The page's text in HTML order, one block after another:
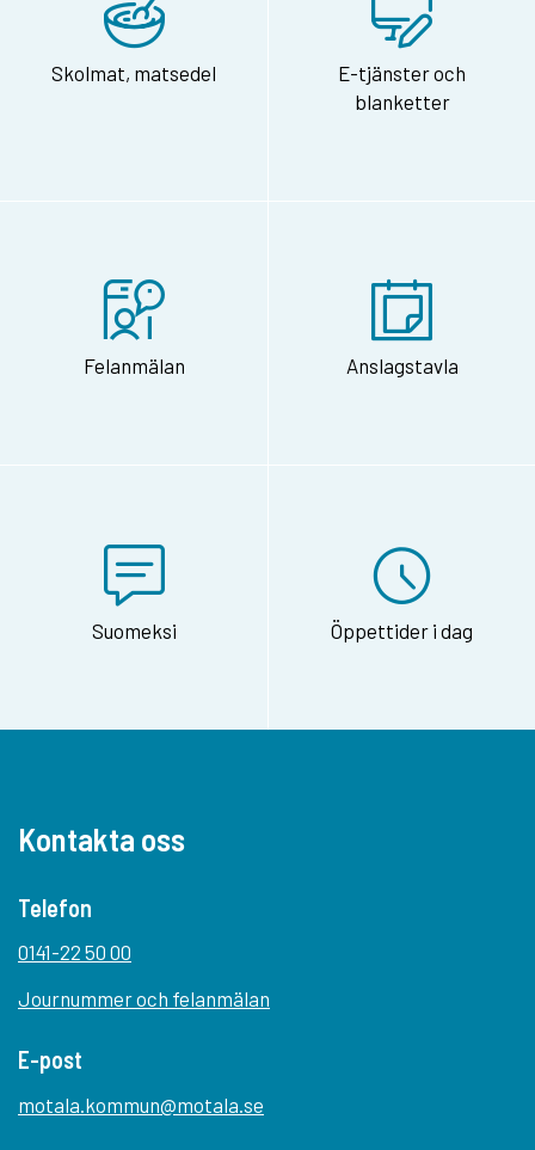
Skolmat, matsedel
E-tjänster och
blanketter
Felanmälan Anslagstavla
Suomeksi Öppettider i dag
Kontakta oss
Telefon
0141-22 50 00
Journummer och felanmälan
E-post
motala.kommun@motala.se